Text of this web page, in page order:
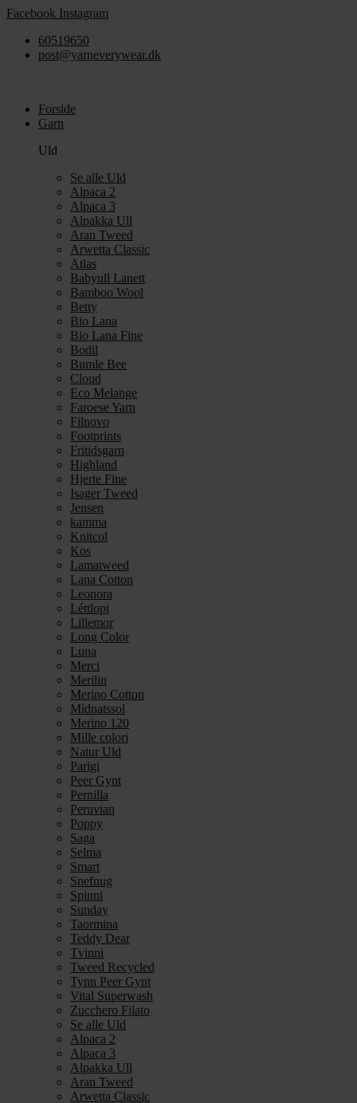
Videre
indhold
Facebook Instagram
60519650
post@yarneverywear.dk
Forside
Garn
Uld
Se alle Uld
Alpaca 2
Alpaca 3
Alpakka Ull
Aran Tweed
Arwetta Classic
Atlas
Babyull Lanett
Bamboo Wool
Betty
Bio Lana
Bio Lana Fine
Bodil
Bumle Bee
Cloud
Eco Melange
Faroese Yarn
Filnovo
Footprints
Fritidsgarn
Highland
Hjerte Fine
Isager Tweed
Jensen
kamma
Knitcol
Kos
Lamatweed
Lana Cotton
Leonora
Léttlopi
Lillemor
Long Color
Luna
Merci
Merilin
Merino Cotton
Midnatssol
Merino 120
Mille colori
Natur Uld
Parigi
Peer Gynt
Pernilla
Peruvian
Poppy
Saga
Selma
Smart
Snefnug
Spinni
Sunday
Taormina
Teddy Dear
Tvinni
Tweed Recycled
Tynn Peer Gynt
Vital Superwash
Zucchero Filato
Se alle Uld
Alpaca 2
Alpaca 3
Alpakka Ull
Aran Tweed
Arwetta Classic